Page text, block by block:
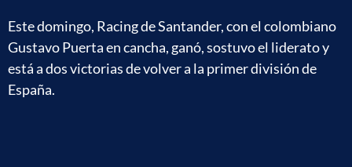
Este domingo, Racing de Santander, con el colombiano
Gustavo Puerta en cancha, ganó, sostuvo el liderato y
está a dos victorias de volver a la primer división de
España.